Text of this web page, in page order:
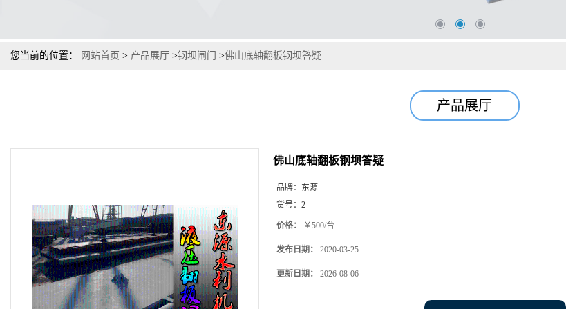
您当前的位置： 网站首页 > 产品展厅 >钢坝闸门 >佛山底轴翻板钢坝答疑
产品展厅
佛山底轴翻板钢坝答疑
品牌： 东源
货号： 2
价格： ￥500/台
发布日期： 2020-03-25
更新日期： 2026-08-06